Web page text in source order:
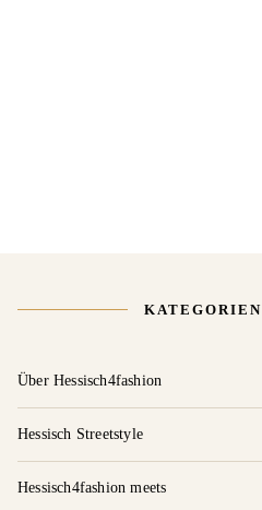
KATEGORIEN
Über Hessisch4fashion
Hessisch Streetstyle
Hessisch4fashion meets